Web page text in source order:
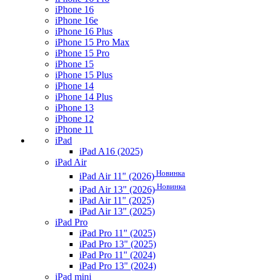
iPhone 16
iPhone 16e
iPhone 16 Plus
iPhone 15 Pro Max
iPhone 15 Pro
iPhone 15
iPhone 15 Plus
iPhone 14
iPhone 14 Plus
iPhone 13
iPhone 12
iPhone 11
iPad
iPad A16 (2025)
iPad Air
iPad Air 11" (2026) Новинка
iPad Air 13" (2026) Новинка
iPad Air 11" (2025)
iPad Air 13" (2025)
iPad Pro
iPad Pro 11" (2025)
iPad Pro 13" (2025)
iPad Pro 11" (2024)
iPad Pro 13" (2024)
iPad mini